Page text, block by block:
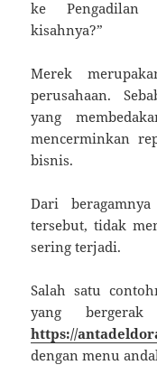
ke Pengadilan
kisahnya?”
Merek
perusahaan.
yang
mencerminkan
bisnis.
Dari
tersebut, tidak
sering terjadi.
Salah satu
yang
https://
dengan menu